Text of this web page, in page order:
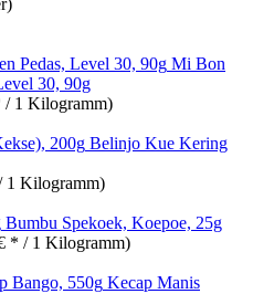
Mi Bon
30, 90g
/ 1 Kilogramm)
Belinjo Kue Kering
1 Kilogramm)
Bumbu Spekoek, Koepoe, 25g
* / 1 Kilogramm)
Kecap Manis